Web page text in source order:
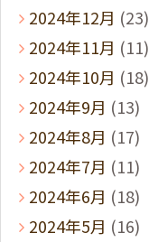
2024年12月 (23)
2024年11月 (11)
2024年10月 (18)
2024年9月 (13)
2024年8月 (17)
2024年7月 (11)
2024年6月 (18)
2024年5月 (16)